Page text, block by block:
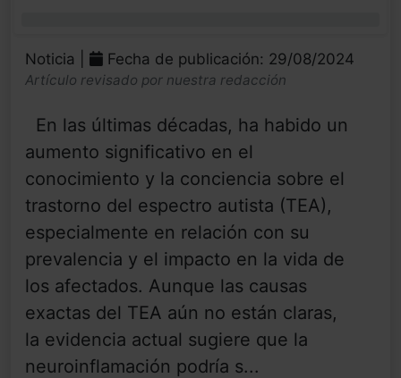
Noticia | Fecha de publicación: 29/08/2024
Artículo revisado por nuestra redacción
En las últimas décadas, ha habido un
aumento significativo en el
conocimiento y la conciencia sobre el
trastorno del espectro autista (TEA),
especialmente en relación con su
prevalencia y el impacto en la vida de
los afectados. Aunque las causas
exactas del TEA aún no están claras,
la evidencia actual sugiere que la
neuroinflamación podría s...